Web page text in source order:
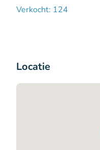
Verkocht: 124
Locatie